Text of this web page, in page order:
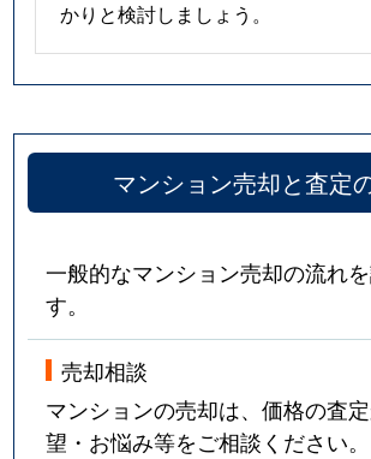
かりと検討しましょう。
マンション売却と査定
一般的なマンション売却の流れ
す。
売却相談
マンションの売却は、価格の査
望・お悩み等をご相談ください。